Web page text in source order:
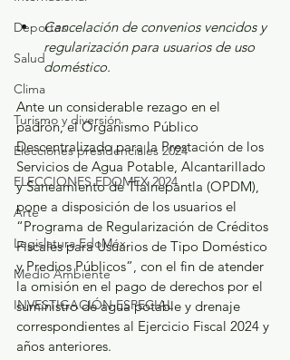
Deportes
Salud
Clima
Turismo y diversión
Elecciones presidenciales 2024
ELECCIONES EDOMEX 2024
Arte
Legislatura EdoMéx
Medio Ambiente
INVESTIGACIÓN ESPECIAL
Cancelación de convenios vencidos y
regularización para usuarios de uso
doméstico.
Ante un considerable rezago en el
padrón, el Organismo Público
Descentralizado para la Prestación de los
Servicios de Agua Potable, Alcantarillado
y Saneamiento de Tlalnepantla (OPDM),
pone a disposición de los usuarios el
“Programa de Regularización de Créditos
Fiscales para Usuarios de Tipo Doméstico
y Predios Públicos”, con el fin de atender
la omisión en el pago de derechos por el
suministro de agua potable y drenaje
correspondientes al Ejercicio Fiscal 2024 y
años anteriores.